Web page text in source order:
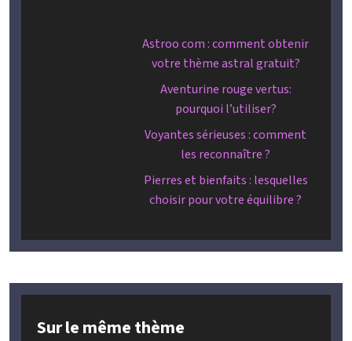
Astroo com : comment obtenir
votre thème astral gratuit?
Aventurine rouge vertus:
pourquoi l’utiliser?
Voyantes sérieuses : comment
les reconnaître ?
Pierres et bienfaits : lesquelles
choisir pour votre équilibre ?
Sur le même thème